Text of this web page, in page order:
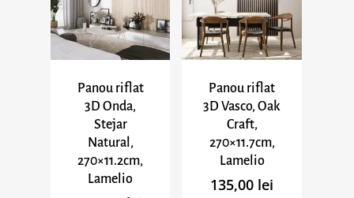
Panou riflat
3D Onda,
Stejar
Natural,
270×11.2cm,
Lamelio
Panou riflat
3D Vasco, Oak
Craft,
270×11.7cm,
Lamelio
135,00 lei